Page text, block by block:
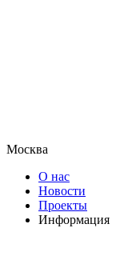
Москва
О нас
Новости
Проекты
Информация